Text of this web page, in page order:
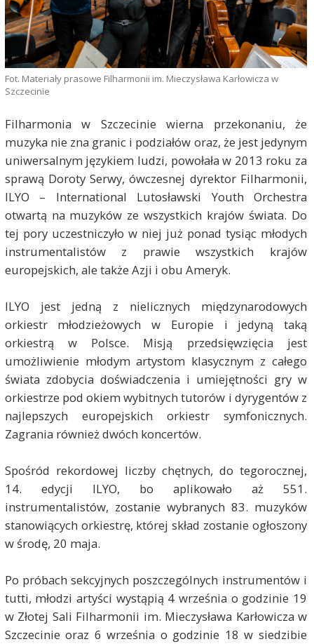
Fot. Materiały prasowe Filharmonii im. Mieczysława Karłowicza w
Szczecinie
Filharmonia w Szczecinie wierna przekonaniu, że
muzyka nie zna granic i podziałów oraz, że jest jedynym
uniwersalnym językiem ludzi, powołała w 2013 roku za
sprawą Doroty Serwy, ówczesnej dyrektor Filharmonii,
ILYO – International Lutosławski Youth Orchestra
otwartą na muzyków ze wszystkich krajów świata. Do
tej pory uczestniczyło w niej już ponad tysiąc młodych
instrumentalistów z prawie wszystkich krajów
europejskich, ale także Azji i obu Ameryk.
ILYO jest jedną z nielicznych międzynarodowych
orkiestr młodzieżowych w Europie i jedyną taką
orkiestrą w Polsce. Misją przedsięwzięcia jest
umożliwienie młodym artystom klasycznym z całego
świata zdobycia doświadczenia i umiejętności gry w
orkiestrze pod okiem wybitnych tutorów i dyrygentów z
najlepszych europejskich orkiestr symfonicznych.
Zagrania również dwóch koncertów.
Spośród rekordowej liczby chętnych, do tegorocznej,
14. edycji ILYO, bo aplikowało aż 551.
instrumentalistów, zostanie wybranych 83. muzyków
stanowiących orkiestrę, której skład zostanie ogłoszony
w środę, 20 maja.
Po próbach sekcyjnych poszczególnych instrumentów i
tutti, młodzi artyści wystąpią 4 września o godzinie 19
w Złotej Sali Filharmonii im. Mieczysława Karłowicza w
Szczecinie oraz 6 września o godzinie 18 w siedzibie